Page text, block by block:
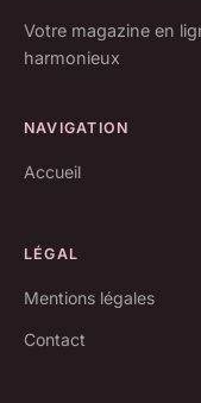
Votre magazine en
harmonieux
NAVIGATION
Accueil
LÉGAL
Mentions légales
Contact